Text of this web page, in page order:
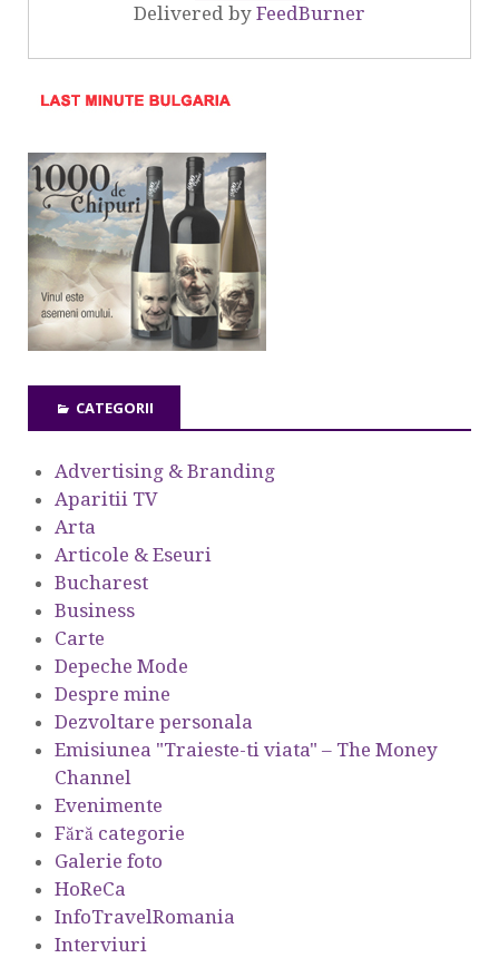
Delivered by FeedBurner
CATEGORII
Advertising & Branding
Aparitii TV
Arta
Articole & Eseuri
Bucharest
Business
Carte
Depeche Mode
Despre mine
Dezvoltare personala
Emisiunea "Traieste-ti viata" – The Money
Channel
Evenimente
Fără categorie
Galerie foto
HoReCa
InfoTravelRomania
Interviuri